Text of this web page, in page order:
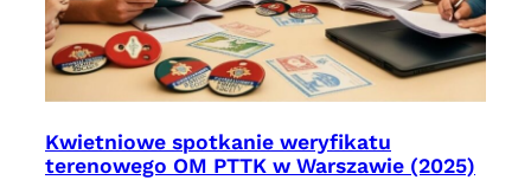
Kwietniowe spotkanie weryfikatu
terenowego OM PTTK w Warszawie (2025)